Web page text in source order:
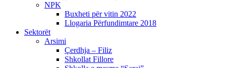
NPK
Buxheti për vitin 2022
Llogaria Përfundimtare 2018
Sektorët
Arsimi
Çerdhja – Filiz
Shkollat Fillore